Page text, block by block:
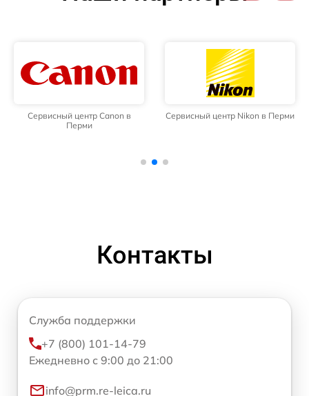
Сервисный центр Canon в
Перми
Сервисный центр Nikon в Перми
Контакты
Служба поддержки
+7 (800) 101-14-79
Ежедневно с 9:00 до 21:00
info@prm.re-leica.ru